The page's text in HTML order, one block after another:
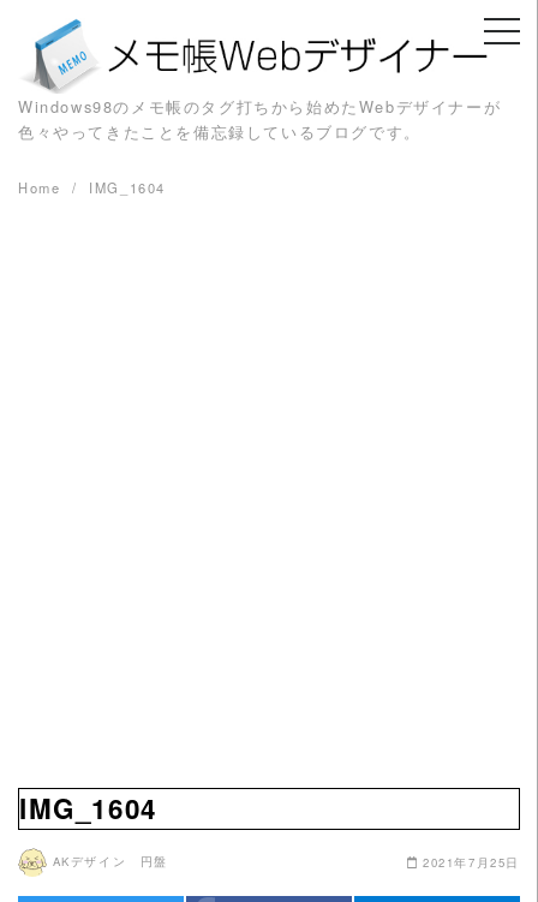
content
Windows98のメモ帳のタグ打ちから始めたWebデザイナーが
色々やってきたことを備忘録しているブログです。
Home IMG_1604
IMG_1604
AKデザイン 円盤 2021年7月25日